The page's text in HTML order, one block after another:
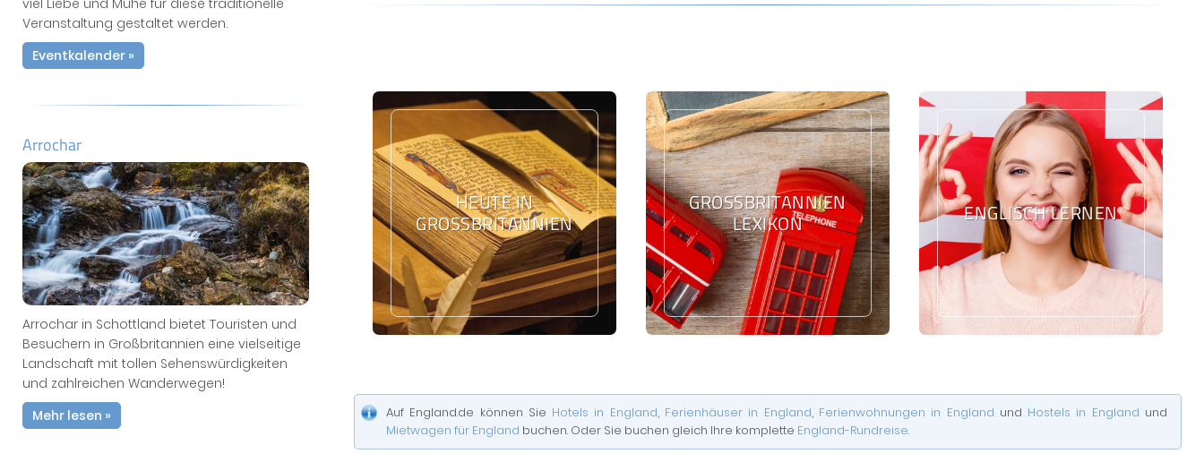
viel Liebe und Mühe für diese traditionelle
Veranstaltung gestaltet werden.
Eventkalender »
Arrochar
Arrochar in Schottland bietet Touristen und
Besuchern in Großbritannien eine vielseitige
Landschaft mit tollen Sehenswürdigkeiten
und zahlreichen Wanderwegen!
Mehr lesen »
HEUTE IN
GROSSBRITANNIEN
GROSSBRITANNIEN L
EXIKON ENGLISCH LERNEN
Auf England.de können Sie Hotels in England, Ferienhäuser in England, Ferienwohnungen in England und Hostels in England und
Mietwagen für England buchen. Oder Sie buchen gleich Ihre komplette England-Rundreise.